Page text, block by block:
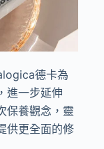
德卡為
進一步延伸
保養觀念，靈
供更全面的修